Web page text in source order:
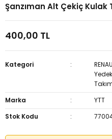
Şanzıman Alt Çekiç
400,00 TL
Kategori
Marka
YTT
Stok Kodu